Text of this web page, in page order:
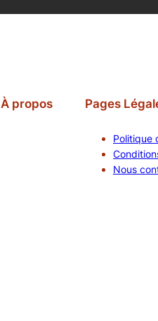
À propos Pages
Politique
Nous